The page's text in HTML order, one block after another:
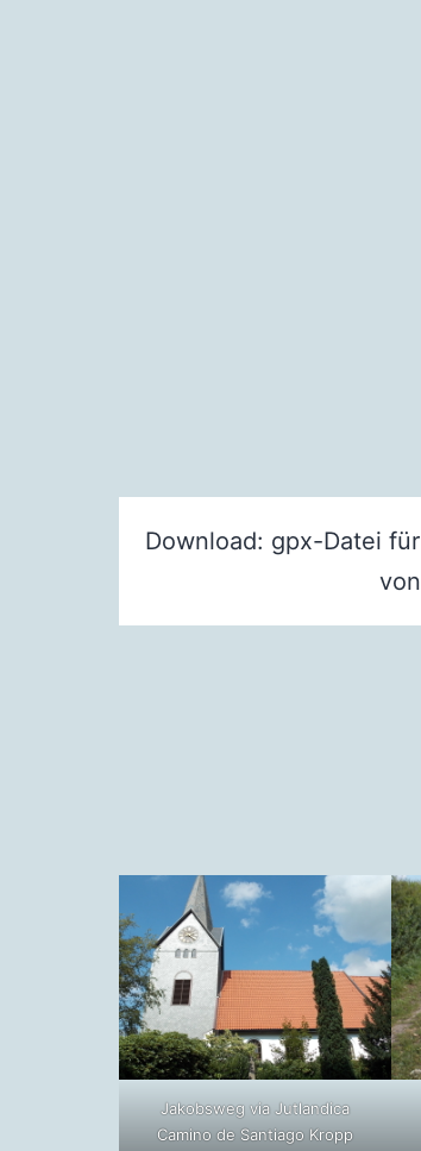
Download: gpx-Datei
von
Jakobsweg via Jutlandica
Camino de Santiago Kropp